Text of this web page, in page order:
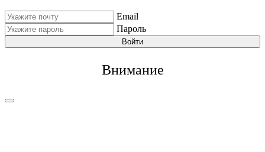
Email
Пароль
Войти
Внимание